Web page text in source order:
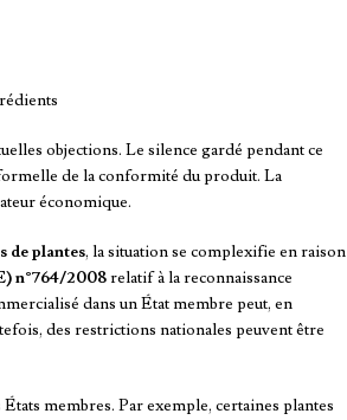
objections. Le silence gardé pendant ce
de la conformité du produit. La
économique.
de plantes, la situation se complexifie en raison
n°764/2008relatif à la reconnaissance
dans un État membre peut, en
des restrictions nationales peuvent être
membres. Par exemple, certaines plantes